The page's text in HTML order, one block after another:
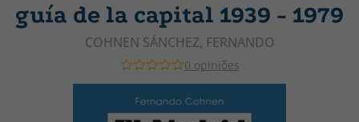
guía de la capital 1939 - 1979
COHNEN SÁNCHEZ, FERNANDO
0 opiniões